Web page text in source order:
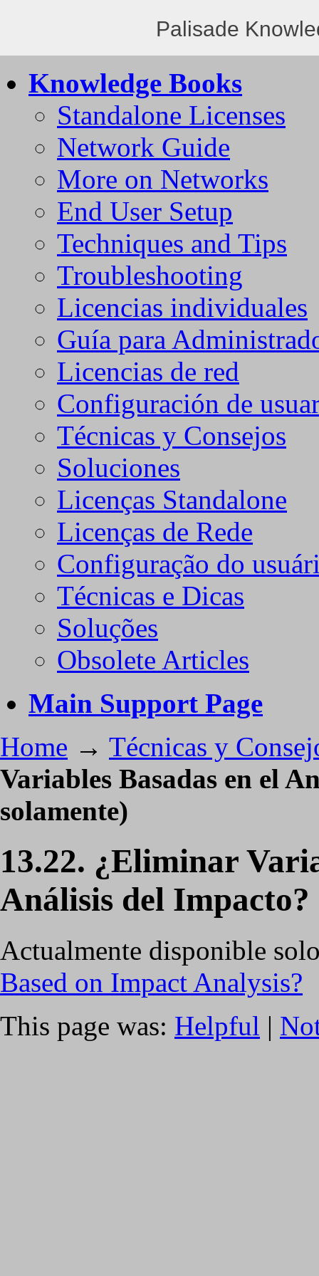
Palisade
Knowledge Books
Standalone Licenses
Network Guide
More on Networks
End User Setup
Techniques and Tips
Troubleshooting
Licencias individuales
Guía para
Licencias de red
Configuración de
Técnicas y Consejos
Soluciones
Licenças Standalone
Licenças de Rede
Configuração do
Técnicas e Dicas
Soluções
Obsolete Articles
Main Support Page
Home → Técnicas y
Variables Basadas en el
solamente)
13.22. ¿Eliminar
Análisis del Impacto?
Actualmente disponible
Based on Impact Analysis?
This page was: Helpful |